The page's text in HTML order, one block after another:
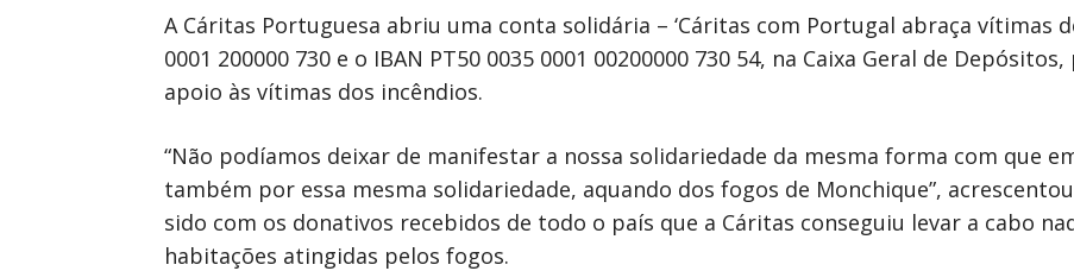
A Cáritas Portuguesa abriu uma conta solidária – ‘Cáritas com Portugal abraça vítimas
0001 200000 730 e o IBAN PT50 0035 0001 00200000 730 54, na Caixa Geral de
apoio às vítimas dos incêndios.
“Não podíamos deixar de manifestar a nossa solidariedade da mesma forma com que
também por essa mesma solidariedade, aquando dos fogos de Monchique”,
sido com os donativos recebidos de todo o país que a Cáritas conseguiu levar a cabo
habitações atingidas pelos fogos.